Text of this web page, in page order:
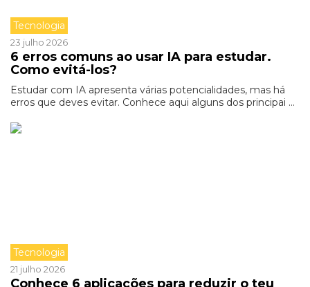
Tecnologia
23 julho 2026
6 erros comuns ao usar IA para estudar.
Como evitá-los?
Estudar com IA apresenta várias potencialidades, mas há
erros que deves evitar. Conhece aqui alguns dos principai ...
Tecnologia
21 julho 2026
Conhece 6 aplicações para reduzir o teu